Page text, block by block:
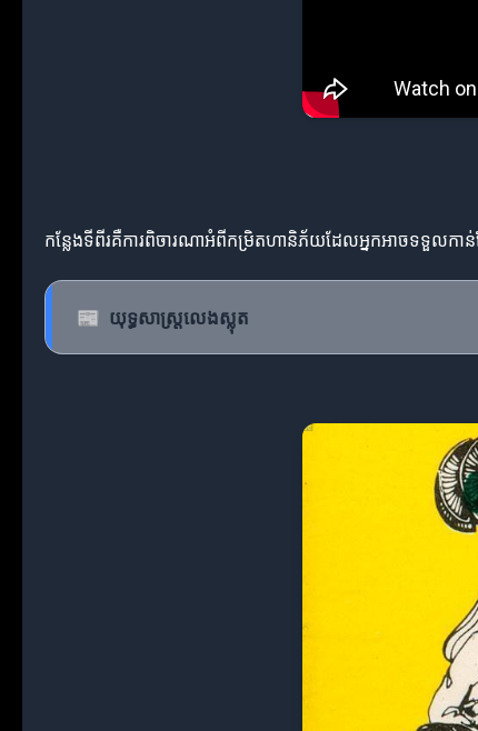
កន្លែងទីពីរគឺការពិចារណាអំពីកម្រិតហានិភ័យដែលអ្នកអាចទទួលកា
📰 យុទ្ធសាស្ត្រលេងស្លុត